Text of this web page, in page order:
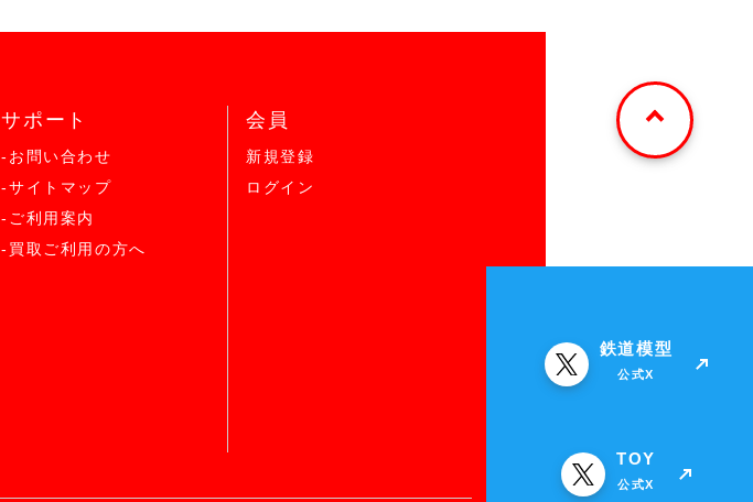
サポート
-お問い合わせ
-サイトマップ
-ご利用案内
-買取ご利用の方へ
会員
新規登録
ログイン
鉄道模型
公式X
TOY
公式X